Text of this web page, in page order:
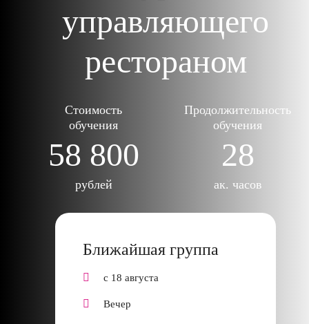
управляющего
рестораном
Стоимость
обучения
58 800
рублей
Продолжительность
обучения
28
ак. часов
Ближайшая группа
с 18 августа
Вечер